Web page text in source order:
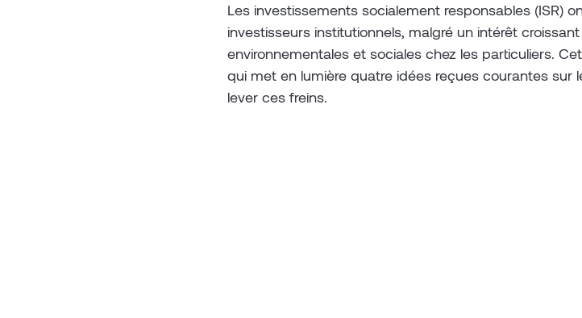
Les investissements socialement responsables (ISR)
investisseurs institutionnels, malgré un intérêt
environnementales et sociales chez les particuliers.
qui met en lumière quatre idées reçues courantes sur
lever ces freins.